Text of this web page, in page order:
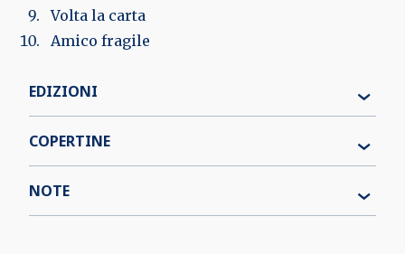
Volta la carta
Amico fragile
EDIZIONI
COPERTINE
NOTE